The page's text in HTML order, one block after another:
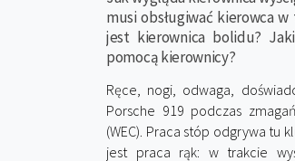
musi obsługiwać kierowca
jest kierownica bolidu?
pomocą kierownicy?
Ręce, nogi, odwaga,
Porsche 919 podczas
(WEC). Praca stóp odgrywa tu
jest praca rąk: w trakcie